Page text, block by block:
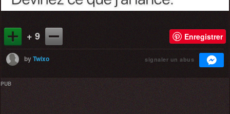
+ 9 Enregistrer
byTwixo signaler un abus
PUB